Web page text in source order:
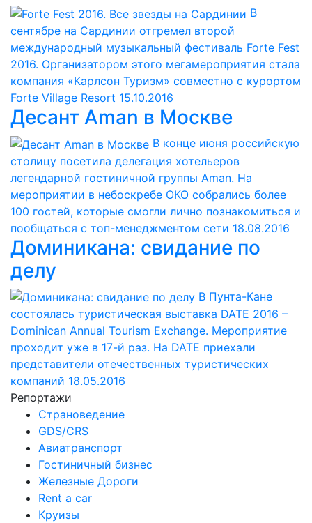
В
сентябре на Сардинии отгремел второй
международный музыкальный фестиваль Forte Fest
2016. Организатором этого мегамероприятия стала
компания «Карлсон Туризм» совместно с курортом
Forte Village Resort 15.10.2016
Десант Aman в Москве
В конце июня российскую
столицу посетила делегация хотельеров
легендарной гостиничной группы Aman. На
мероприятии в небоскребе ОКО собрались более
100 гостей, которые смогли лично познакомиться и
пообщаться с топ-менеджментом сети 18.08.2016
Доминикана: свидание по
делу
В Пунта-Кане
состоялась туристическая выставка DATE 2016 –
Dominican Annual Tourism Exchange. Мероприятие
проходит уже в 17-й раз. На DATE приехали
представители отечественных туристических
компаний 18.05.2016
Репортажи
Страноведение
GDS/CRS
Авиатранспорт
Гостиничный бизнес
Железные Дороги
Rent a car
Круизы